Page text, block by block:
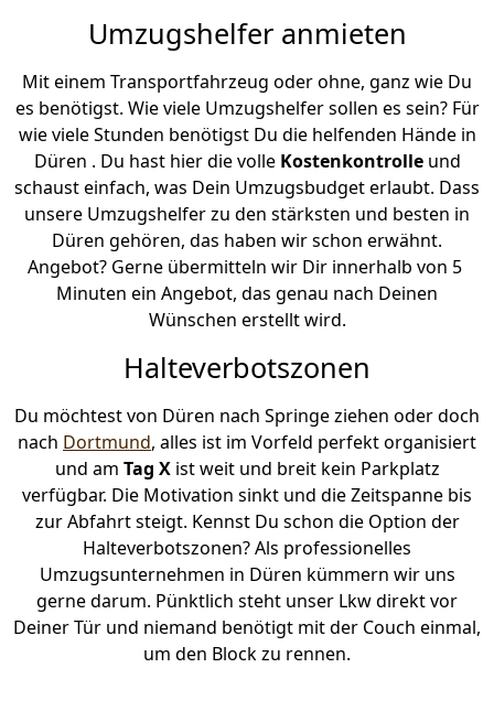
Umzugshelfer anmieten
Mit einem Transportfahrzeug oder ohne, ganz wie Du
es benötigst. Wie viele Umzugshelfer sollen es sein? Für
wie viele Stunden benötigst Du die helfenden Hände in
Düren . Du hast hier die volle Kostenkontrolleund
schaust einfach, was Dein Umzugsbudget erlaubt. Dass
unsere Umzugshelfer zu den stärksten und besten in
Düren gehören, das haben wir schon erwähnt.
Angebot? Gerne übermitteln wir Dir innerhalb von 5
Minuten ein Angebot, das genau nach Deinen
Wünschen erstellt wird.
Halteverbotszonen
Du möchtest von Düren nach Springe ziehen oder doch
nach Dortmund, alles ist im Vorfeld perfekt organisiert
und am Tag Xist weit und breit kein Parkplatz
verfügbar. Die Motivation sinkt und die Zeitspanne bis
zur Abfahrt steigt. Kennst Du schon die Option der
Halteverbotszonen? Als professionelles
Umzugsunternehmen in Düren kümmern wir uns
gerne darum. Pünktlich steht unser Lkw direkt vor
Deiner Tür und niemand benötigt mit der Couch einmal,
um den Block zu rennen.